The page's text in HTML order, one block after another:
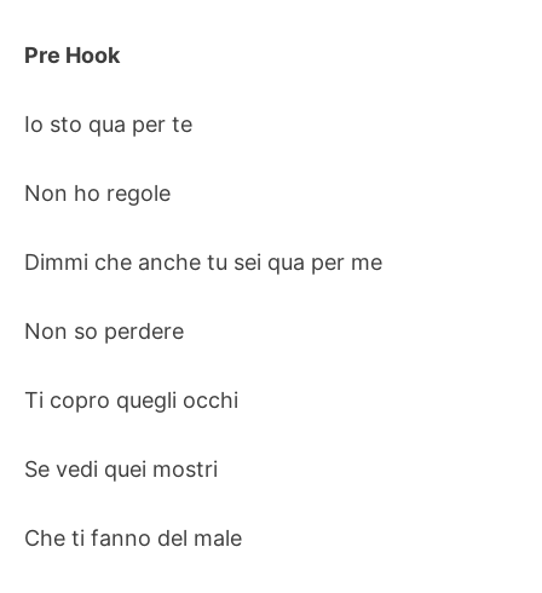
Pre Hook
Io sto qua per te
Non ho regole
Dimmi che anche tu sei qua per me
Non so perdere
Ti copro quegli occhi
Se vedi quei mostri
Che ti fanno del male